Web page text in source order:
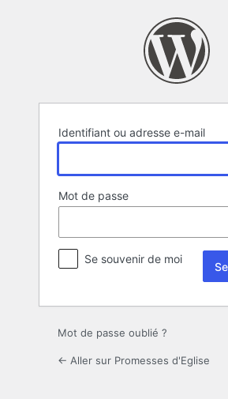
Identifiant ou adresse e-mail
Mot de passe
Se souvenir de moi
Mot de passe oublié ?
← Aller sur Promesses d'Eglise